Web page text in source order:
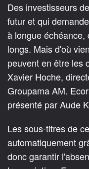
Des investisseurs
futur et qui
à longue échéance,
longs. Mais d'où
peuvent en être les
Xavier Hoche,
Groupama AM.
présenté par Aude
Les sous-titres de
automatiquement
donc garantir